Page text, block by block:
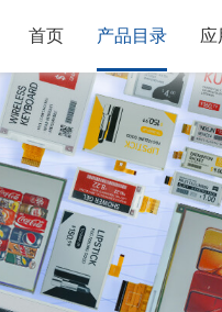
首页 产品目录 应